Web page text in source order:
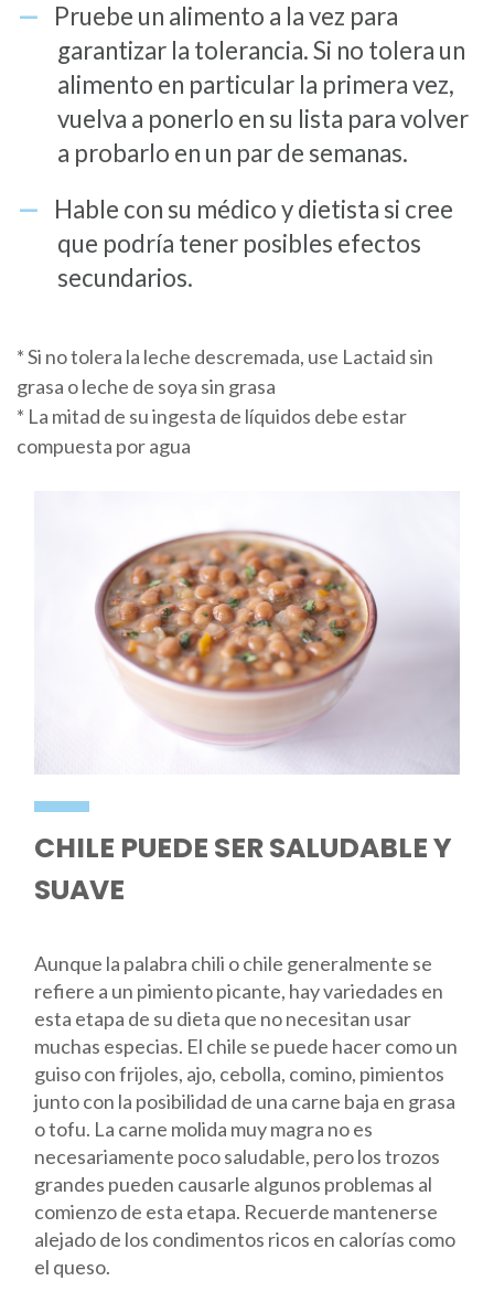
Pruebe un alimento a la vez para
garantizar la tolerancia. Si no tolera un
alimento en particular la primera vez,
vuelva a ponerlo en su lista para volver
a probarlo en un par de semanas.
Hable con su médico y dietista si cree
que podría tener posibles efectos
secundarios.
* Si no tolera la leche descremada, use Lactaid sin
grasa o leche de soya sin grasa
* La mitad de su ingesta de líquidos debe estar
compuesta por agua
CHILE PUEDE SER SALUDABLE Y
SUAVE
Aunque la palabra chili o chile generalmente se
refiere a un pimiento picante, hay variedades en
esta etapa de su dieta que no necesitan usar
muchas especias. El chile se puede hacer como un
guiso con frijoles, ajo, cebolla, comino, pimientos
junto con la posibilidad de una carne baja en grasa
o tofu. La carne molida muy magra no es
necesariamente poco saludable, pero los trozos
grandes pueden causarle algunos problemas al
comienzo de esta etapa. Recuerde mantenerse
alejado de los condimentos ricos en calorías como
el queso.